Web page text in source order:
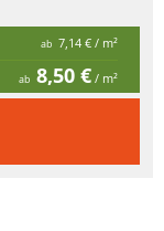
ab 7,14 € / m²
ab 8,50 € / m²